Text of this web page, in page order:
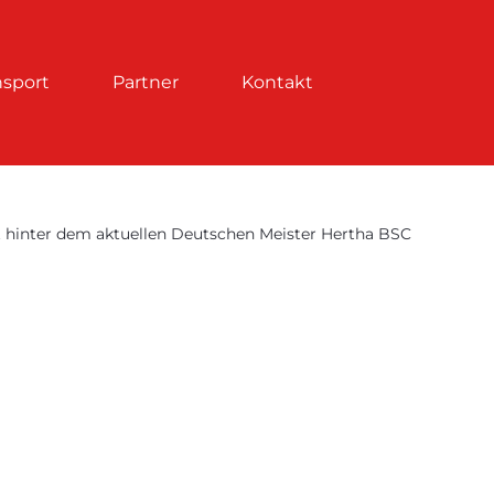
Partner Kontakt
dem aktuellen Deutschen Meister Hertha BSC